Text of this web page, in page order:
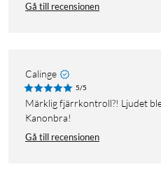
Gå till recensionen
Calinge
5/5
Märklig fjärrkontroll?! Ljudet blev bättre med ett byte?!!
Kanonbra!
Gå till recensionen